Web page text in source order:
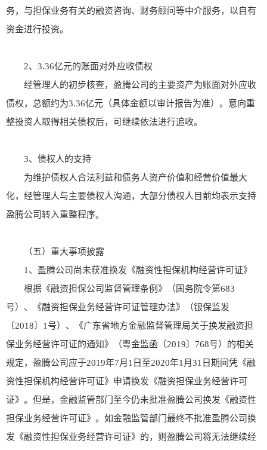
务，与担保业务有关的融资咨询、财务顾问等中介服务，以自有
资金进行投资。
2、3.36亿元的账面对外应收债权
经管理人的初步核查，盈腾公司的主要资产为账面对外应收
债权，总额约为3.36亿元（具体金额以审计报告为准）。意向重
整投资人取得相关债权后，可继续依法进行追收。
3、债权人的支持
为维护债权人合法利益和债务人资产价值和经营价值最大
化，经管理人与主要债权人沟通，大部分债权人目前均表示支持
盈腾公司转入重整程序。
（五）重大事项披露
1、盈腾公司尚未获准换发《融资性担保机构经营许可证》
根据《融资担保公司监督管理条例》（国务院令第683
号）、《融资担保业务经营许可证管理办法》（银保监发
〔2018〕1号）、《广东省地方金融监督管理局关于换发融资担
保业务经营许可证的通知》（粤金监函〔2019〕768号）的相关
规定，盈腾公司应于2019年7月1日至2020年1月31日期间凭《融
资性担保机构经营许可证》申请换发《融资担保业务经营许可
证》。但是，金融监管部门至今仍未批准盈腾公司换发《融资性
担保业务经营许可证》。如金融监管部门最终不批准盈腾公司换
发《融资性担保业务经营许可证》的，则盈腾公司将无法继续经